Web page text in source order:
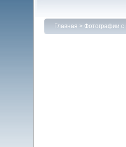
Главная > Фотографии с